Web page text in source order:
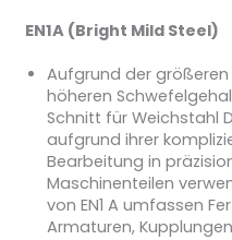
EN1A (Bright Mild Steel)
Aufgrund der
höheren
Schnitt für Weichstahl
aufgrund ihrer
Bearbeitung in
Maschinenteilen
von EN1 A umfassen
Armaturen,